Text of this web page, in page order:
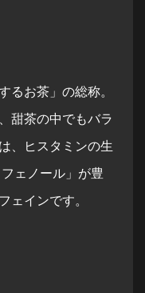
るお茶」の総称。
甜茶の中でもバラ
、ヒスタミンの生
ェノール」が豊
ェインです。